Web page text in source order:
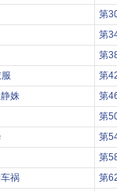
第
第
第
第
姝
第
第
第
第
祸
第